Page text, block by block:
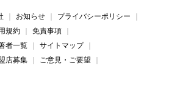
お知らせ
プライバシーポリシー
規約
免責事項
者一覧
サイトマップ
店募集
ご意見・ご要望